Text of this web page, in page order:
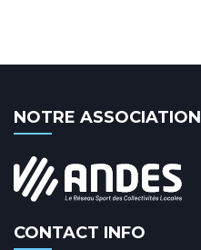
NOTRE ASSOCIATION
CONTACT INFO